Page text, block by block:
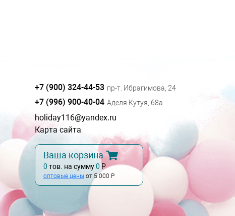
+7 (900) 324-44-53 пр-т. Ибрагимова, 24
+7 (996) 900-40-04 Аделя Кутуя, 68а
holiday116@yandex.ru
Карта сайта
Ваша корзина
0 тов. на сумму0 Р
оптовые цены от 5 000 Р